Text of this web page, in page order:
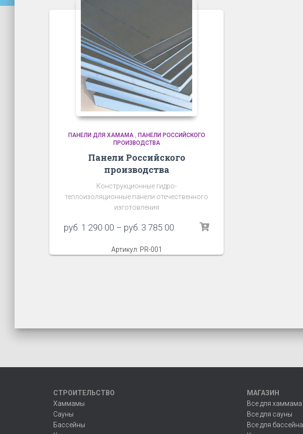
ПАНЕЛИ ДЛЯ ХАМАМА, ПАНЕЛИ РОССИЙСКОГО
ПРОИЗВОДСТВА
Панели Российского
производства
Конструкционные гидро-
теплоизоляционные панели отечественного
изготовления
руб. 1 290 00 – руб. 3 785 00
Артикул: PR-001
СТРОИТЕЛЬСТВО
Хаммамы
Сауны
Бассейны
МАГАЗИН
Все для хаммама
Все для сауны
Все для бассейна